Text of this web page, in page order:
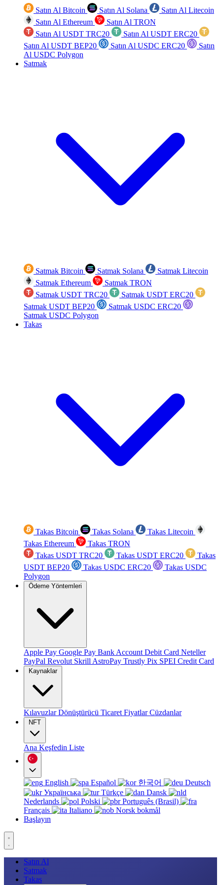
Satın Al Bitcoin Satın Al Solana
Satın Al Litecoin
Satın Al Ethereum
Satın Al TRON
Satın Al USDT TRC20
Satın Al USDT ERC20
Satın Al USDT BEP20
Satın Al USDC ERC20
Satın
Al USDC Polygon
Satmak
Satmak Bitcoin Satmak Solana
Satmak Litecoin
Satmak Ethereum
Satmak TRON
Satmak USDT TRC20
Satmak USDT ERC20
Satmak USDT BEP20
Satmak USDC ERC20
Satmak USDC Polygon
Takas
Takas Bitcoin Takas Solana
Takas Litecoin
Takas Ethereum
Takas TRON
Takas USDT TRC20
Takas USDT ERC20
Takas
USDT BEP20
Takas USDC ERC20
Takas USDC
Polygon
Ödeme Yöntemleri
Apple Pay Google Pay Bank Account Debit Card Neteller
PayPal Revolut Skrill AstroPay Trustly Pix SPEI Credit Card
Kaynaklar
KılavuzlarDönüştürücü Ticaret FiyatlarCüzdanlar
NFT
Ana Keşfedin Liste
English Español 한국어
Deutsch
Українська
Türkçe
Dansk
Nederlands
Polski
Português (Brasil)
Français
Italiano
Norsk bokmål
Başlayın
Satın Al
Satmak
Takas